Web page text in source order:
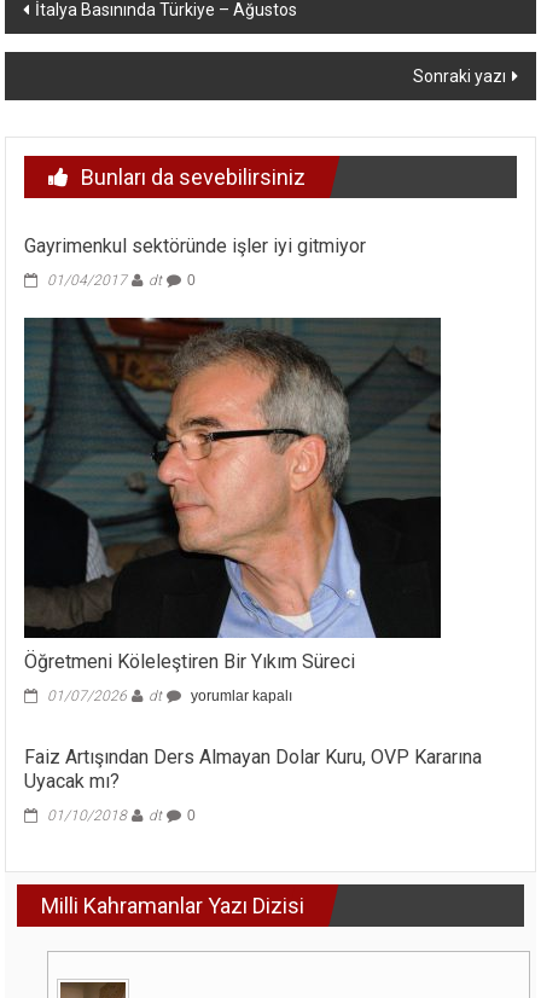
dolaşımı
İtalya Basınında Türkiye – Ağustos
Sonraki yazı
Bunları da sevebilirsiniz
Gayrimenkul sektöründe işler iyi gitmiyor
01/04/2017 dt 0
Öğretmeni Köleleştiren Bir Yıkım Süreci
01/07/2026 dt
Öğretmeni
Yıkım
yorumlar kapalı
Faiz Artışından Ders Almayan Dolar Kuru, OVP Kararına
Uyacak mı?
01/10/2018 dt 0
Milli Kahramanlar Yazı Dizisi